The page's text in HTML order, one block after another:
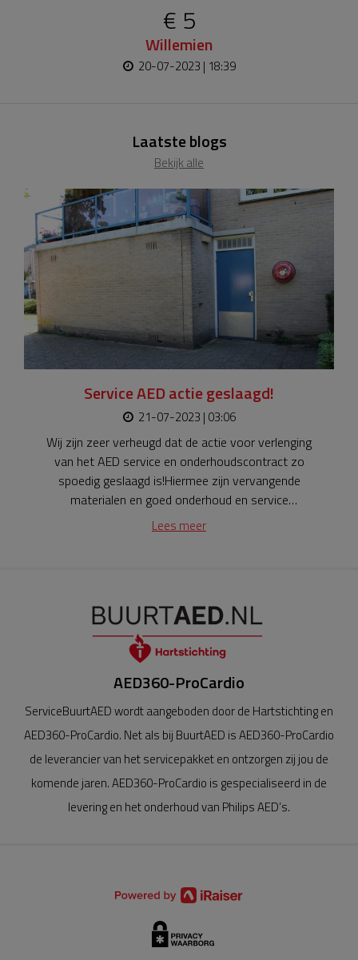
€ 5
Willemien
20-07-2023 | 18:39
Laatste blogs
Bekijk alle
Service AED actie geslaagd!
21-07-2023 | 03:06
Wij zijn zeer verheugd dat de actie voor verlenging
van het AED service en onderhoudscontract zo
spoedig geslaagd is!Hiermee zijn vervangende
materialen en goed onderhoud en service
gegarandeerd tot dat de AED 10 jaar oud is.Wij willen
Lees meer
AED360-ProCardio
ServiceBuurtAED wordt aangeboden door de Hartstichting en
AED360-ProCardio. Net als bij BuurtAED is AED360-ProCardio
de leverancier van het servicepakket en ontzorgen zij jou de
komende jaren. AED360-ProCardio is gespecialiseerd in de
levering en het onderhoud van Philips AED’s.